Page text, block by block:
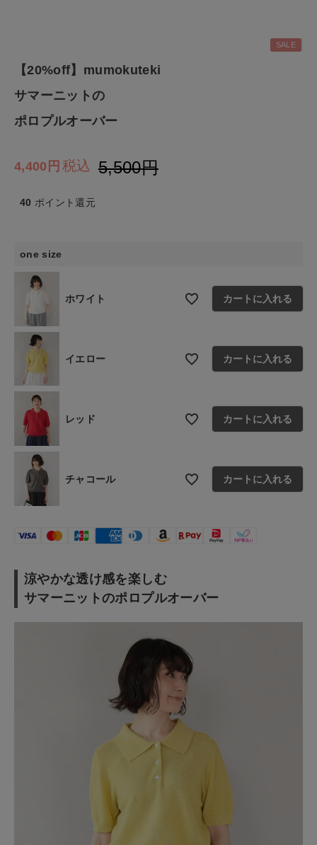
生活雑貨
CONTENTS
特集
ご利用ガイド
お問い合わせ
ショップリスト
【20%off】mumokuteki
サマーニットの
ポロプルオーバー
SALE
5,500
4,400 税込
40 ポイント還元
one size
ホワイト カートに入れる
イエロー カートに入れる
レッド カートに入れる
チャコール カートに入れる
涼やかな透け感を楽しむ
サマーニットのポロプルオーバー